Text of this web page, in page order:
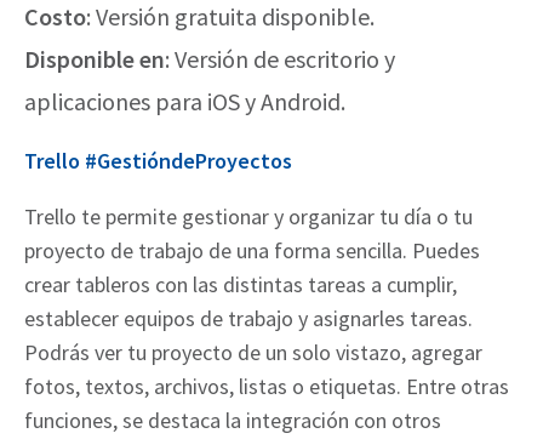
Costo: Versión gratuita disponible.
Disponible en: Versión de escritorio y
aplicaciones para iOS y Android.
Trello #GestióndeProyectos
Trello te permite gestionar y organizar tu día o tu
proyecto de trabajo de una forma sencilla. Puedes
crear tableros con las distintas tareas a cumplir,
establecer equipos de trabajo y asignarles tareas.
Podrás ver tu proyecto de un solo vistazo, agregar
fotos, textos, archivos, listas o etiquetas. Entre otras
funciones, se destaca la integración con otros